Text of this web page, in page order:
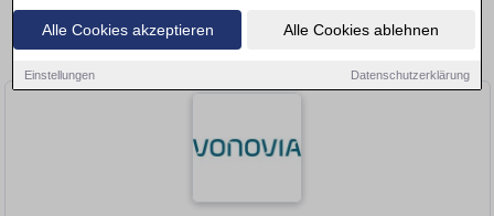
Alle Cookies akzeptieren Alle Cookies ablehnen
Einstellungen Datenschutzerklärung
Büro, vor Ort oder remote: Entdecken Sie jetzt neue Chancen in Ihrer
Region und bewerben Sie sich direkt auf passende
Anlagenmechaniker-Stellen in Tübingen!